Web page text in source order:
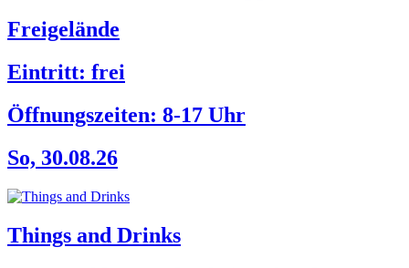
Freigelände
Eintritt: frei
Öffnungszeiten: 8-17 Uhr
So, 30.08.26
Things and Drinks